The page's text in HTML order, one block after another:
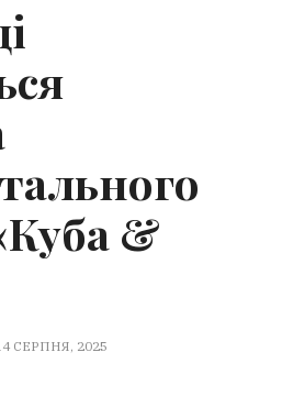
&
СЕРПНЯ, 2025